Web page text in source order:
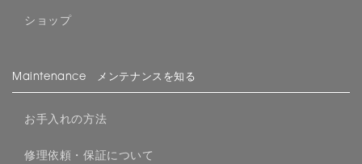
ショップ
Maintenance メンテナンスを知る
お手入れの方法
修理依頼・保証について